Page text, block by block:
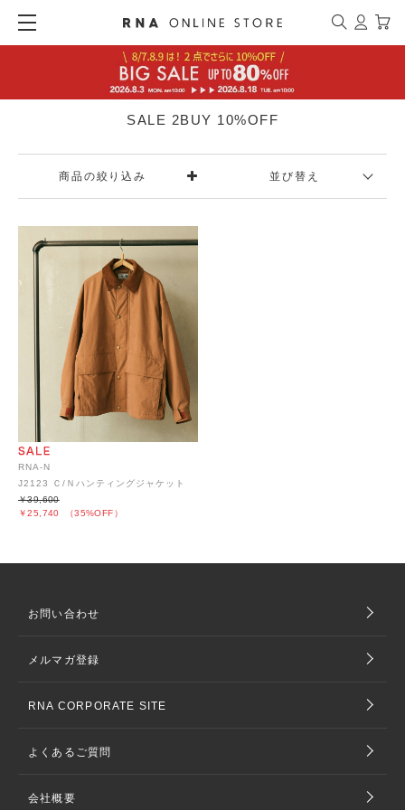
SALE 2BUY 10%OFF
商品の絞り込み 並び替え
RNA-N
J2123 Ｃ/Ｎハンティングジャケット
￥25,740 （35%OFF）
￥39,600
お問い合わせ
メルマガ登録
RNA CORPORATE SITE
よくあるご質問
会社概要